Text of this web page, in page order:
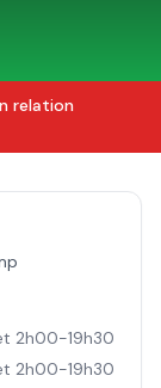
relation
2h00-19h30
2h00-19h30